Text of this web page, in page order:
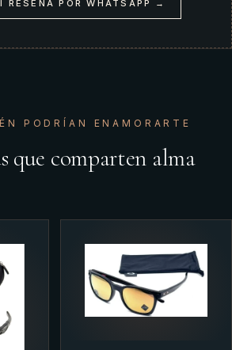
RESEÑA POR WHATSAPP →
PODRÍAN ENAMORARTE
que comparten alma